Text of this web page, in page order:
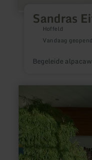
Sandras
Hoffeld
Vandaag geopend
Begeleide
informatie
over:
Eifel-
Therme-
Zikkurat